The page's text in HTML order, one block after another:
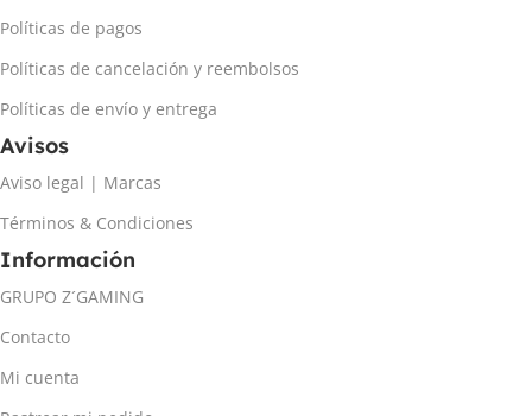
Políticas de pagos
Políticas de cancelación y reembolsos
Políticas de envío y entrega
Avisos
Aviso legal | Marcas
Términos & Condiciones
Información
GRUPO Z´GAMING
Contacto
Mi cuenta